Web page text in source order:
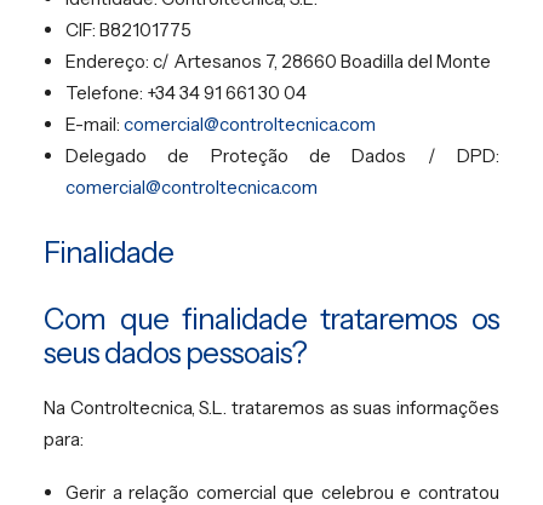
CIF: B82101775
Endereço: c/ Artesanos 7, 28660 Boadilla del Monte
Telefone: +34 34 91 661 30 04
E-mail: comercial@controltecnica.com
Delegado de Proteção de Dados / DPD:
comercial@controltecnica.com
Finalidade
Com que finalidade trataremos os
seus dados pessoais?
Na Controltecnica, S.L. trataremos as suas informações
para:
Gerir a relação comercial que celebrou e contratou